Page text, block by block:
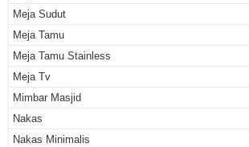
Meja Sudut
Meja Tamu
Meja Tamu Stainless
Meja Tv
Mimbar Masjid
Nakas
Nakas Minimalis